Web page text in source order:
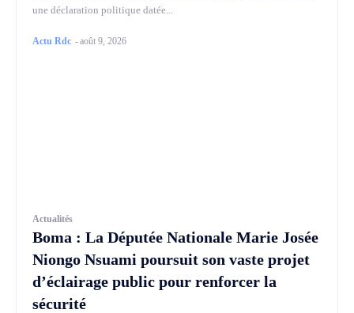
une déclaration politique datée...
Actu Rdc -août 9, 2026
Actualités
Boma : La Députée Nationale Marie Josée
Niongo Nsuami poursuit son vaste projet
d’éclairage public pour renforcer la
sécurité